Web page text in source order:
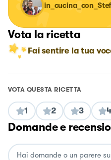
Vota la ricetta
Fai sentire la tua
VOTA QUESTA RICETTA
1 2 3 4
Domande e